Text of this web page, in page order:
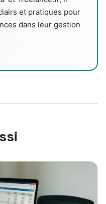
et pratiques pour
dans leur gestion